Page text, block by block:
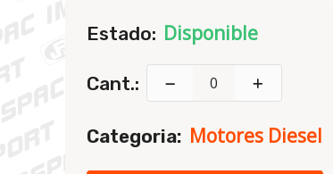
Estado: Disponible
Cant.:
Categoria: Motores Diesel